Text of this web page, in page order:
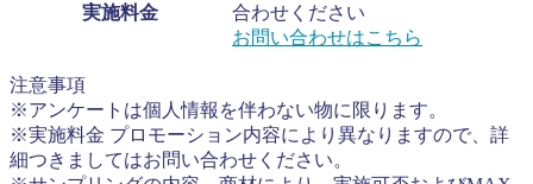
実施料金
合わせください
お問い合わせはこちら
注意事項
※アンケートは個人情報を伴わない物に限ります。
※実施料金 プロモーション内容により異なりますので、詳
細つきましてはお問い合わせください。